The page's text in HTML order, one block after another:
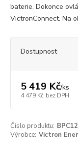
baterie. Dokonce
VictronConnect. Na
Dostupnost
5 419 Kč/ks
4 479 Kč bez DPH
Číslo produktu:
Výrobce: Victron